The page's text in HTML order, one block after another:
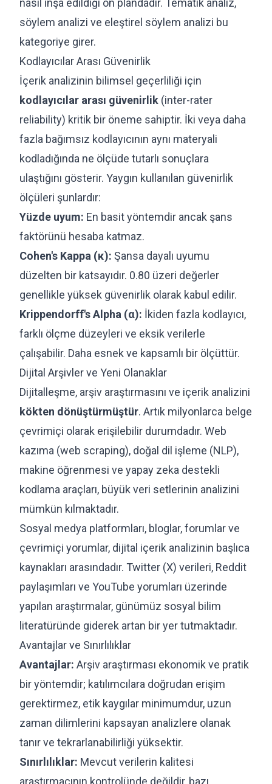
söylem analizi ve eleştirel söylem analizi bu
kategoriye girer.
Kodlayıcılar Arası Güvenirlik
İçerik analizinin bilimsel geçerliliği için
kodlayıcılar arası güvenirlik (inter-rater
reliability) kritik bir öneme sahiptir. İki veya daha
fazla bağımsız kodlayıcının aynı materyali
kodladığında ne ölçüde tutarlı sonuçlara
ulaştığını gösterir. Yaygın kullanılan güvenirlik
ölçüleri şunlardır:
Yüzde uyum: En basit yöntemdir ancak şans
faktörünü hesaba katmaz.
Cohen's Kappa (κ): Şansa dayalı uyumu
düzelten bir katsayıdır. 0.80 üzeri değerler
genellikle yüksek güvenirlik olarak kabul edilir.
Krippendorff's Alpha (α): İkiden fazla kodlayıcı,
farklı ölçme düzeyleri ve eksik verilerle
çalışabilir. Daha esnek ve kapsamlı bir ölçüttür.
Dijital Arşivler ve Yeni Olanaklar
Dijitalleşme, arşiv araştırmasını ve içerik analizini
kökten dönüştürmüştür. Artık milyonlarca belge
çevrimiçi olarak erişilebilir durumdadır. Web
kazıma (web scraping), doğal dil işleme (NLP),
makine öğrenmesi ve yapay zeka destekli
kodlama araçları, büyük veri setlerinin analizini
mümkün kılmaktadır.
Sosyal medya platformları, bloglar, forumlar ve
çevrimiçi yorumlar, dijital içerik analizinin başlıca
kaynakları arasındadır. Twitter (X) verileri, Reddit
paylaşımları ve YouTube yorumları üzerinde
yapılan araştırmalar, günümüz sosyal bilim
literatüründe giderek artan bir yer tutmaktadır.
Avantajlar ve Sınırlılıklar
Avantajlar: Arşiv araştırması ekonomik ve pratik
bir yöntemdir; katılımcılara doğrudan erişim
gerektirmez, etik kaygılar minimumdur, uzun
zaman dilimlerini kapsayan analizlere olanak
tanır ve tekrarlanabilirliği yüksektir.
Sınırlılıklar: Mevcut verilerin kalitesi
araştırmacının kontrolünde değildir, bazı